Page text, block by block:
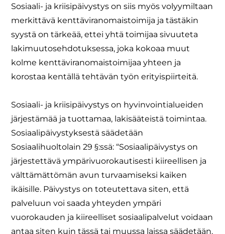
Sosiaali- ja kriisipäivystys on siis myös volyymiltaan
merkittävä kenttäviranomaistoimija ja tästäkin
syystä on tärkeää, ettei yhtä toimijaa sivuuteta
lakimuutosehdotuksessa, joka kokoaa muut
kolme kenttäviranomaistoimijaa yhteen ja
korostaa kentällä tehtävän työn erityispiirteitä.
Sosiaali- ja kriisipäivystys on hyvinvointialueiden
järjestämää ja tuottamaa, lakisääteistä toimintaa.
Sosiaalipäivystyksestä säädetään
Sosiaalihuoltolain 29 §:ssä: “Sosiaalipäivystys on
järjestettävä ympärivuorokautisesti kiireellisen ja
välttämättömän avun turvaamiseksi kaiken
ikäisille. Päivystys on toteutettava siten, että
palveluun voi saada yhteyden ympäri
vuorokauden ja kiireelliset sosiaalipalvelut voidaan
antaa siten kuin tässä tai muussa laissa säädetään.